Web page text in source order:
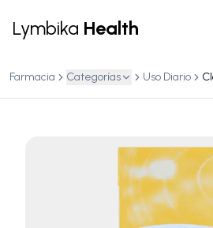
Lymbika Health
Farmacia Categorías Uso Diario